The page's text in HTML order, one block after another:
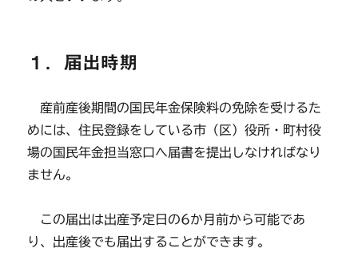
１．届出時期
産前産後期間の国民年金保険料の免除を受けるた
めには、住民登録をしている市（区）役所・町村役
場の国民年金担当窓口へ届書を提出しなければなり
ません。
この届出は出産予定日の6か月前から可能であ
り、出産後でも届出することができます。